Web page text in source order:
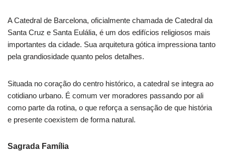
A Catedral de Barcelona, oficialmente chamada de Catedral da
Santa Cruz e Santa Eulália, é um dos edifícios religiosos mais
importantes da cidade. Sua arquitetura gótica impressiona tanto
pela grandiosidade quanto pelos detalhes.
Situada no coração do centro histórico, a catedral se integra ao
cotidiano urbano. É comum ver moradores passando por ali
como parte da rotina, o que reforça a sensação de que história
e presente coexistem de forma natural.
Sagrada Família